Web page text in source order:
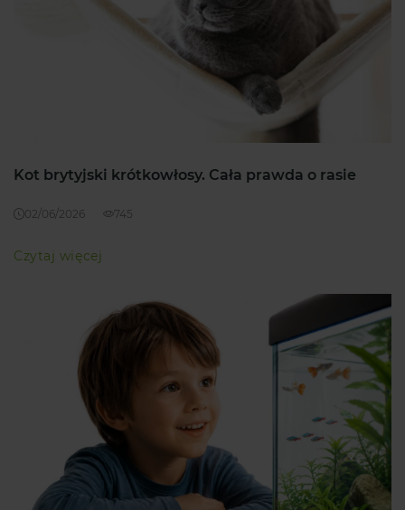
może także posłużyć szczeniakowi do
przytulania. Warto zajrzeć do naszego sklepu
zoologicznego, gdzie znajdziesz odpowiednie
zabawki dla Twojego szczeniaka.
czeka na niego miła smakowa niespodzianka. W
naszej ofercie znajdziesz wiele ciekawych
pluszaków, które możesz zamówić dla swojego
czworonoga. Gwarantujemy, że są to wysokiej
Kot brytyjski krótkowłosy. Cała prawda o rasie
02/06/2026 745
Czytaj więcej